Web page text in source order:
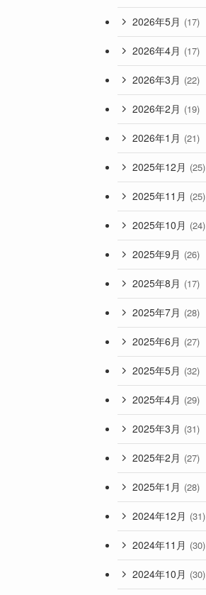
2026年5月 (17)
2026年4月 (17)
2026年3月 (22)
2026年2月 (19)
2026年1月 (21)
2025年12月 (25)
2025年11月 (25)
2025年10月 (24)
2025年9月 (26)
2025年8月 (17)
2025年7月 (28)
2025年6月 (27)
2025年5月 (32)
2025年4月 (29)
2025年3月 (31)
2025年2月 (27)
2025年1月 (28)
2024年12月 (31)
2024年11月 (30)
2024年10月 (30)